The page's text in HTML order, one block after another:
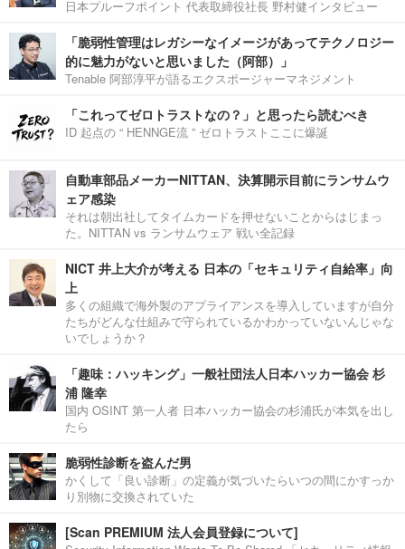
日本プルーフポイント 代表取締役社長 野村健インタビュー
「脆弱性管理はレガシーなイメージがあってテクノロジー
的に魅力がないと思いました（阿部）」
Tenable 阿部淳平が語るエクスポージャーマネジメント
「これってゼロトラストなの？」と思ったら読むべき
ID 起点の “ HENNGE流 ” ゼロトラストここに爆誕
自動車部品メーカーNITTAN、決算開示目前にランサムウ
ェア感染
それは朝出社してタイムカードを押せないことからはじまっ
た。NITTAN vs ランサムウェア 戦い全記録
NICT 井上大介が考える 日本の「セキュリティ自給率」向
上
多くの組織で海外製のアプライアンスを導入していますが自分
たちがどんな仕組みで守られているかわかっていないんじゃな
いでしょうか？
「趣味：ハッキング」一般社団法人日本ハッカー協会 杉
浦 隆幸
国内 OSINT 第一人者 日本ハッカー協会の杉浦氏が本気を出し
たら
脆弱性診断を盗んだ男
かくして「良い診断」の定義が気づいたらいつの間にかすっか
り別物に交換されていた
[Scan PREMIUM 法人会員登録について]